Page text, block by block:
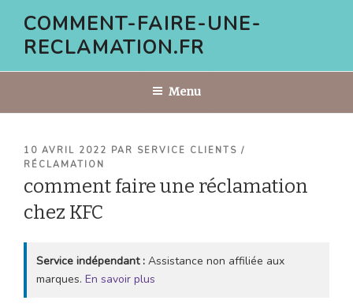
contenu
COMMENT-FAIRE-UNE-
RECLAMATION.FR
Menu
PUBLIÉ
LE
10 AVRIL 2022 PAR SERVICE CLIENTS /
RÉCLAMATION
comment faire une réclamation
chez KFC
Service indépendant : Assistance non affiliée aux
marques. En savoir plus